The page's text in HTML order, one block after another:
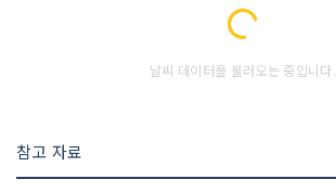
Loading...
날씨 데이터를 불러오는 중입니다.
참고 자료